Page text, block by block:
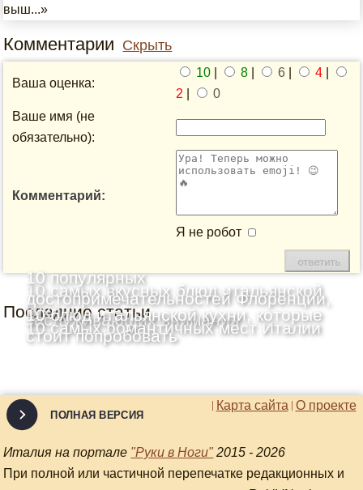
выш...»
Комментарии Скрыть
Ваша оценка:
10 8 6 4
2
0
Ваше имя (не
обязательно):
Комментарий:
Я не робот
Последние статьи
10 самых вкусных блюд итальянской
кухни
10 популярных
достопримечательностей Флоренции,
заслуживающих внимания
10 самых романтичных мест Италии
10 блюд итальянской кухни, которые
стоит попробовать
О проекте
Карта сайта
ПОЛНАЯ ВЕРСИЯ
Италия на портале "Руки в Ноги" 2015 - 2026
При полной или частичной перепечатке редакционных и